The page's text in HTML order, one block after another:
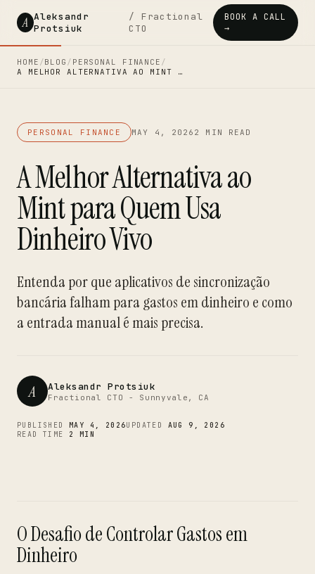
A Aleksandr
Protsiuk
/ Fractional
CTO
BOOK A CALL
→
HOME /BLOG / PERSONAL FINANCE /
A MELHOR ALTERNATIVA AO MINT …
PERSONAL FINANCE MAY 4, 2026 2 MIN READ
A Melhor Alternativa ao
Mint para Quem Usa
Dinheiro Vivo
Entenda por que aplicativos de sincronização
bancária falham para gastos em dinheiro e como
a entrada manual é mais precisa.
A Aleksandr Protsiuk
Fractional CTO - Sunnyvale, CA
PUBLISHED MAY 4, 2026UPDATED AUG 9, 2026
READ TIME 2 MIN
O Desafio de Controlar Gastos em
Dinheiro